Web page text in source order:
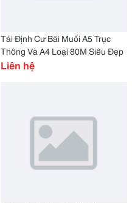
Tái Định Cư Bãi Muối A5 Trục
Thông Và A4 Loại 80M Siêu Đẹp
Liên hệ